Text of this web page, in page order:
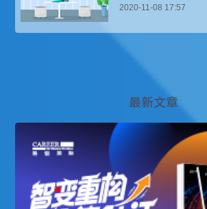
2020-11-08 17:57
最新文章